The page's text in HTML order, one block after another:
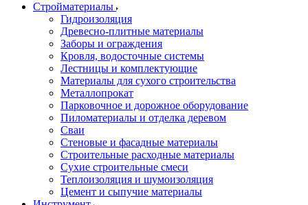
Стройматериалы
Гидроизоляция
Древесно-плитные материалы
Заборы и ограждения
Кровля, водосточные системы
Лестницы и комплектующие
Материалы для сухого строительства
Металлопрокат
Парковочное и дорожное оборудование
Пиломатериалы и отделка деревом
Сваи
Стеновые и фасадные материалы
Строительные расходные материалы
Сухие строительные смеси
Теплоизоляция и шумоизоляция
Цемент и сыпучие материалы